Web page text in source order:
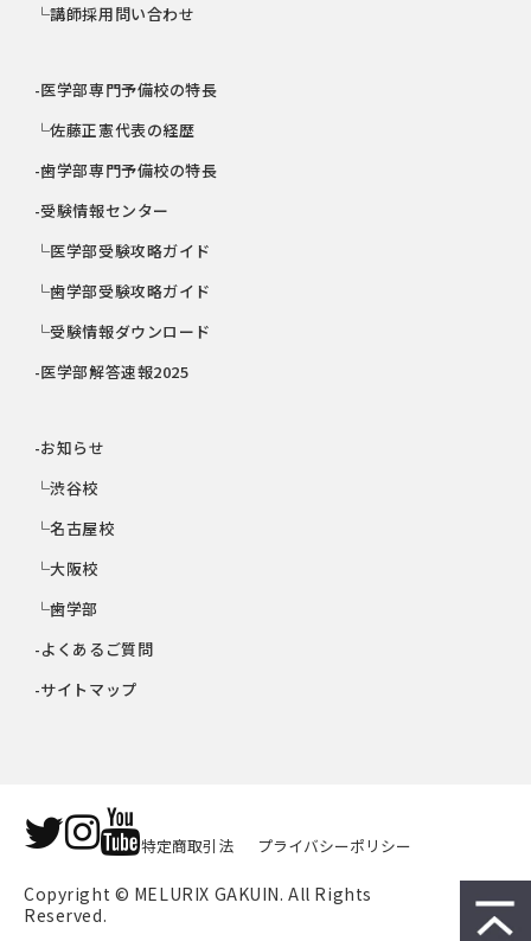
└講師採用問い合わせ
-医学部専門予備校の特長
└佐藤正憲代表の経歴
-歯学部専門予備校の特長
-受験情報センター
└医学部受験攻略ガイド
└歯学部受験攻略ガイド
└受験情報ダウンロード
-医学部解答速報2025
-お知らせ
└渋谷校
└名古屋校
└大阪校
└歯学部
-よくあるご質問
-サイトマップ
特定商取引法 プライバシーポリシー
Copyright © MELURIX GAKUIN. All Rights
Reserved.